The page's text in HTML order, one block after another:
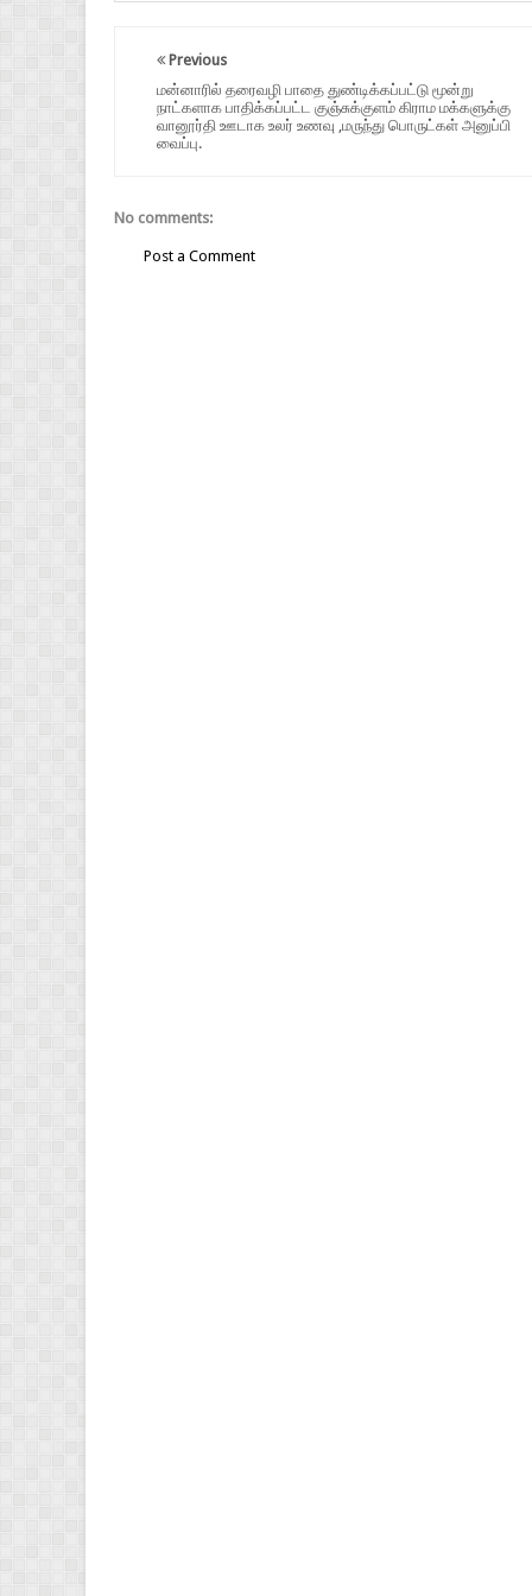
Previous
மன்னாரில் தரைவழி பாதை துண்டிக்கப்பட்டு மூன்று
நாட்களாக பாதிக்கப்பட்ட குஞ்சுக்குளம் கிராம மக்களுக்கு
வானூர்தி ஊடாக உலர் உணவு ,மருந்து பொருட்கள் அனுப்பி
வைப்பு.
No comments:
Post a Comment